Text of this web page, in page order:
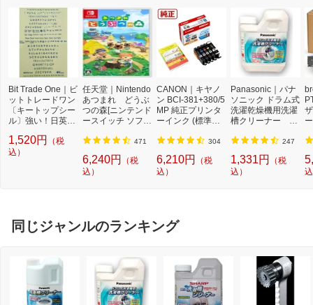
Bit Trade One｜ビ
ットトレードワン
〔キートップシー
ル〕強い！日英対
プシールセット ブ
ルー DYKTSBL
1,520円
（税
込）
任天堂｜Nintendo
あつまれ どうぶ
つの森[ニンテンド
ースイッチ ソフ
471
6,240円
（税
込）
CANON｜キヤノ
ン BCI-381+380/5
MP 純正プリンタ
ーインク (標準容
3813805MP] 304
6,210円
（税
込）
Panasonic｜パナ
ソニック ドラム式
洗濯乾燥機用洗濯
槽クリーナー N-
機 洗浄 洗剤 750m
247
1,331円
（税
込）
T
同じジャンルのランキング